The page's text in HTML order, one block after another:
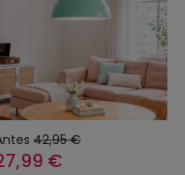
42,95 €
€